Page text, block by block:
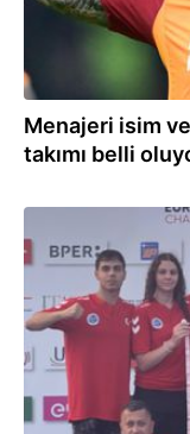
Menajeri isim
takımı belli